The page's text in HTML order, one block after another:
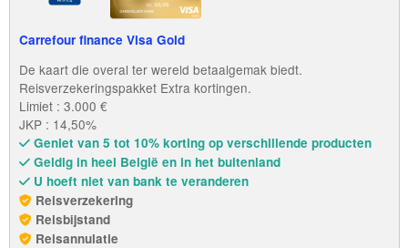
Carrefour finance Visa Gold
De kaart die overal ter wereld betaalgemak biedt.
Reisverzekeringspakket Extra kortingen.
Limiet : 3.000 €
JKP : 14,50%
Geniet van 5 tot 10% korting op verschillende producten
Geldig in heel België en in het buitenland
U hoeft niet van bank te veranderen
Reisverzekering
Reisbijstand
Reisannulatie